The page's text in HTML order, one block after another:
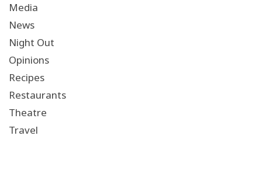
Media
News
Night Out
Opinions
Recipes
Restaurants
Theatre
Travel